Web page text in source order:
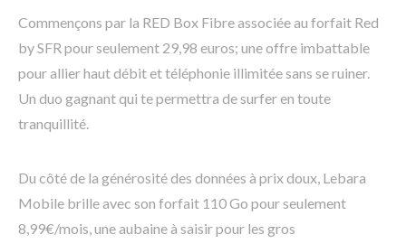
Commençons par la RED Box Fibre associée au forfait Red
by SFR pour seulement 29,98 euros; une offre imbattable
pour allier haut débit et téléphonie illimitée sans se ruiner.
Un duo gagnant qui te permettra de surfer en toute
tranquillité.
Du côté de la générosité des données à prix doux, Lebara
Mobile brille avec son forfait 110 Go pour seulement
8,99€/mois, une aubaine à saisir pour les gros